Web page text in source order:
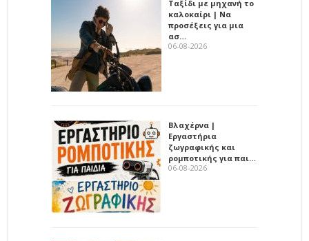
Ταξίδι με μηχανή το
καλοκαίρι | Να
προσέξεις για μια
ασ…
06-08-2026
Βλαχέρνα |
Εργαστήρια
ζωγραφικής και
ρομποτικής για παι…
06-08-2026